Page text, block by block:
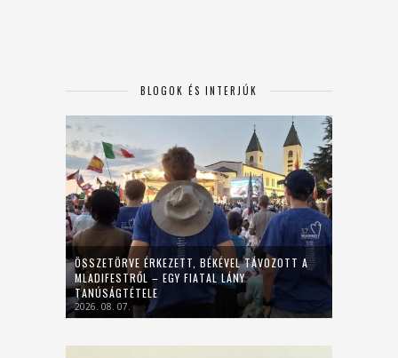
BLOGOK ÉS INTERJÚK
ÖSSZETÖRVE ÉRKEZETT, BÉKÉVEL TÁVOZOTT A
MLADIFESTRŐL – EGY FIATAL LÁNY
TANÚSÁGTÉTELE
2026. 08. 07.